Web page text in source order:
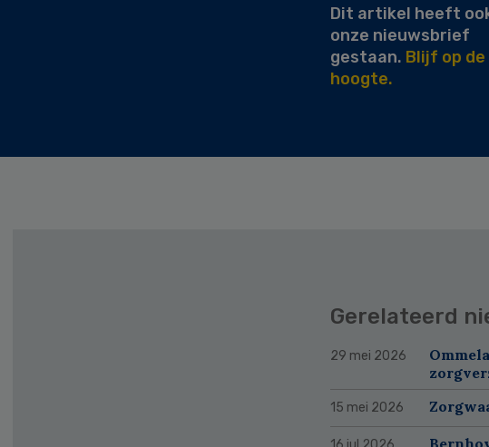
Dit artikel heeft
onze nieuwsbrief
gestaan. Blijf op de
hoogte.
Gerelateerd
29 mei 2026
15 mei 2026